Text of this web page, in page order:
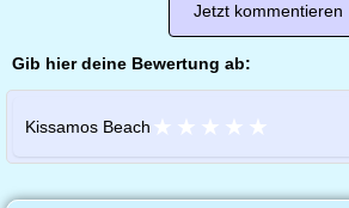
Jetzt kommentieren
Gib hier deine Bewertung ab:
Kissamos Beach ★ ★ ★ ★ ★